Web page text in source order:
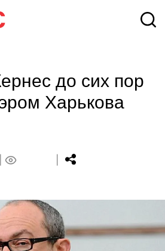
до сих пор
Харькова